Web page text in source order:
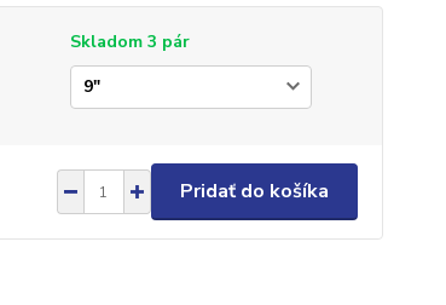
Skladom 3 pár
Pridať do košíka